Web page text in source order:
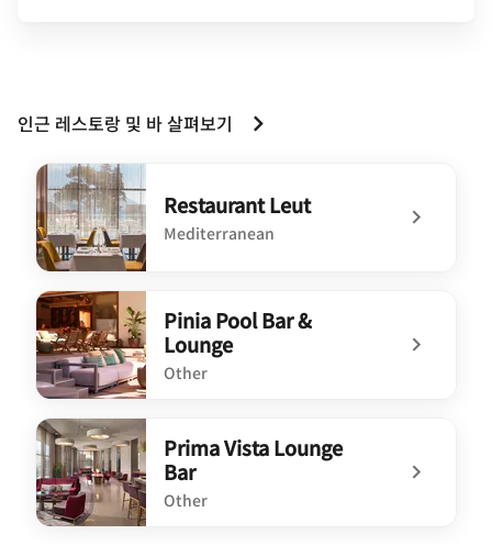
인근 레스토랑 및 바 살펴보기
Restaurant Leut
Mediterranean
undefined Restaurant Leut
Pinia Pool Bar &
Lounge
Other
undefined Pinia Pool Bar & Lounge
Prima Vista Lounge
Bar
Other